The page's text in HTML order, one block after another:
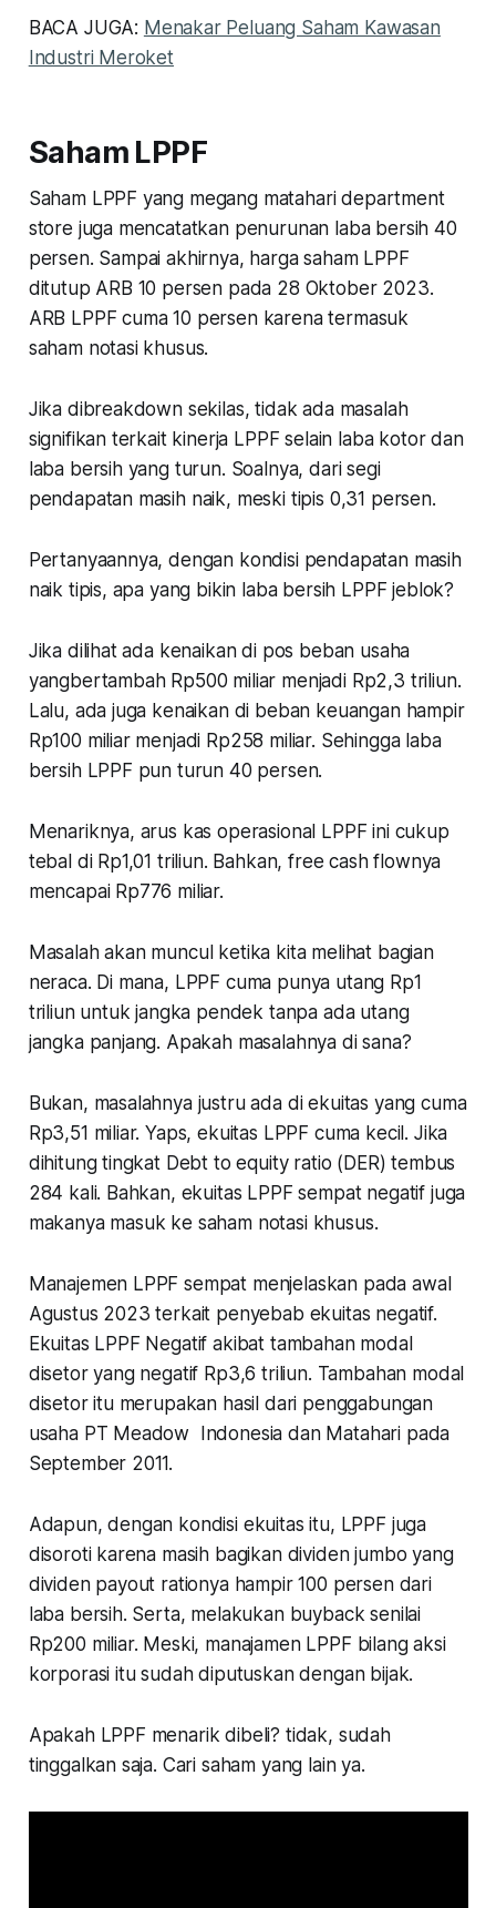
BACA JUGA: Menakar Peluang Saham Kawasan
Industri Meroket
Saham LPPF
Saham LPPF yang megang matahari department
store juga mencatatkan penurunan laba bersih 40
persen. Sampai akhirnya, harga saham LPPF
ditutup ARB 10 persen pada 28 Oktober 2023.
ARB LPPF cuma 10 persen karena termasuk
saham notasi khusus.
Jika dibreakdown sekilas, tidak ada masalah
signifikan terkait kinerja LPPF selain laba kotor dan
laba bersih yang turun. Soalnya, dari segi
pendapatan masih naik, meski tipis 0,31 persen.
Pertanyaannya, dengan kondisi pendapatan masih
naik tipis, apa yang bikin laba bersih LPPF jeblok?
Jika dilihat ada kenaikan di pos beban usaha
yangbertambah Rp500 miliar menjadi Rp2,3 triliun.
Lalu, ada juga kenaikan di beban keuangan hampir
Rp100 miliar menjadi Rp258 miliar. Sehingga laba
bersih LPPF pun turun 40 persen.
Menariknya, arus kas operasional LPPF ini cukup
tebal di Rp1,01 triliun. Bahkan, free cash flownya
mencapai Rp776 miliar.
Masalah akan muncul ketika kita melihat bagian
neraca. Di mana, LPPF cuma punya utang Rp1
triliun untuk jangka pendek tanpa ada utang
jangka panjang. Apakah masalahnya di sana?
Bukan, masalahnya justru ada di ekuitas yang cuma
Rp3,51 miliar. Yaps, ekuitas LPPF cuma kecil. Jika
dihitung tingkat Debt to equity ratio (DER) tembus
284 kali. Bahkan, ekuitas LPPF sempat negatif juga
makanya masuk ke saham notasi khusus.
Manajemen LPPF sempat menjelaskan pada awal
Agustus 2023 terkait penyebab ekuitas negatif.
Ekuitas LPPF Negatif akibat tambahan modal
disetor yang negatif Rp3,6 triliun. Tambahan modal
disetor itu merupakan hasil dari penggabungan
usaha PT Meadow Indonesia dan Matahari pada
September 2011.
Adapun, dengan kondisi ekuitas itu, LPPF juga
disoroti karena masih bagikan dividen jumbo yang
dividen payout rationya hampir 100 persen dari
laba bersih. Serta, melakukan buyback senilai
Rp200 miliar. Meski, manajamen LPPF bilang aksi
korporasi itu sudah diputuskan dengan bijak.
Apakah LPPF menarik dibeli? tidak, sudah
tinggalkan saja. Cari saham yang lain ya.